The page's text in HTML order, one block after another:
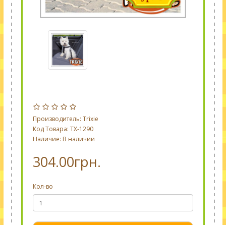
Производитель: Trixie
Код Товара: TX-1290
Наличие: В наличии
304.00грн.
Кол-во